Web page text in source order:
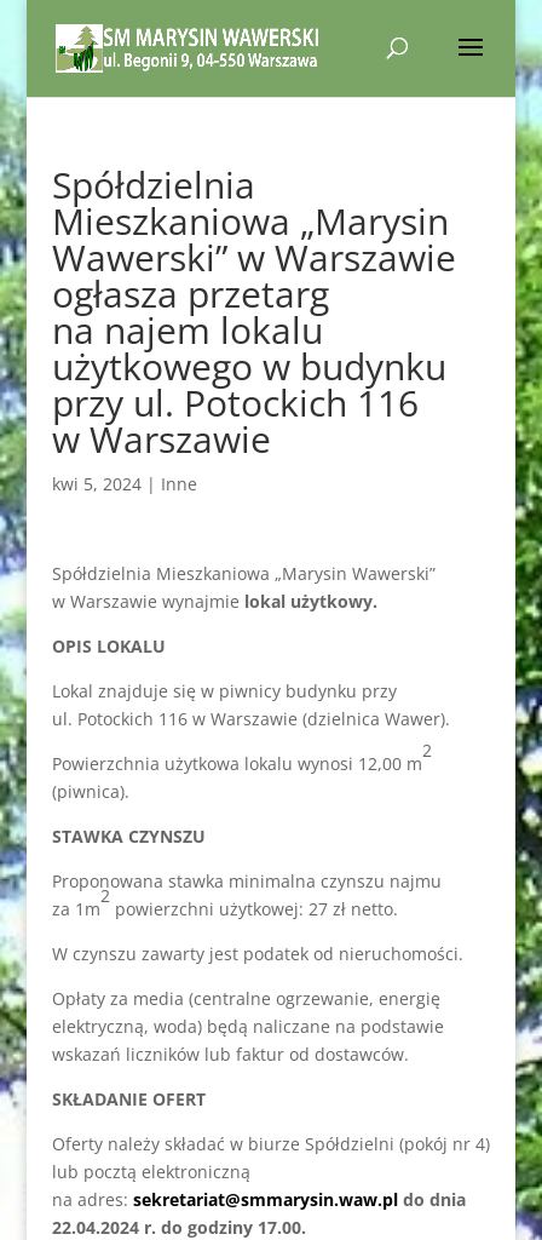
Spółdzielnia
Mieszkaniowa „Marysin
Wawerski” w Warszawie
ogłasza przetarg
na najem lokalu
użytkowego w budynku
przy ul. Potockich 116
w Warszawie
kwi 5, 2024| Inne
Spółdzielnia Mieszkaniowa „Marysin Wawerski”
w Warszawie wynajmie lokal użytkowy.
OPIS LOKALU
Lokal znajduje się w piwnicy budynku przy
ul. Potockich 116 w Warszawie (dzielnica Wawer).
Powierzchnia użytkowa lokalu wynosi 12,00 m
2
(piwnica).
STAWKA CZYNSZU
Proponowana stawka minimalna czynszu najmu
za 1m
2
powierzchni użytkowej: 27 zł netto.
W czynszu zawarty jest podatek od nieruchomości.
Opłaty za media (centralne ogrzewanie, energię
elektryczną, woda) będą naliczane na podstawie
wskazań liczników lub faktur od dostawców.
SKŁADANIE OFERT
Oferty należy składać w biurze Spółdzielni (pokój nr 4)
lub pocztą elektroniczną
na adres: sekretariat@smmarysin.waw.pldo dnia
22.04.2024 r. do godziny 17.00.